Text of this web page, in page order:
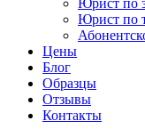
Юрист по
Юрист по
Цены
Блог
Образцы
Отзывы
Контакты